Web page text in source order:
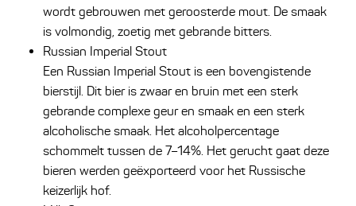
wordt gebrouwen met geroosterde mout. De smaak
is volmondig, zoetig met gebrande bitters.
Russian Imperial Stout
Een Russian Imperial Stout is een bovengistende
bierstijl. Dit bier is zwaar en bruin met een sterk
gebrande complexe geur en smaak en een sterk
alcoholische smaak. Het alcoholpercentage
schommelt tussen de 7–14%. Het gerucht gaat deze
bieren werden geëxporteerd voor het Russische
keizerlijk hof.